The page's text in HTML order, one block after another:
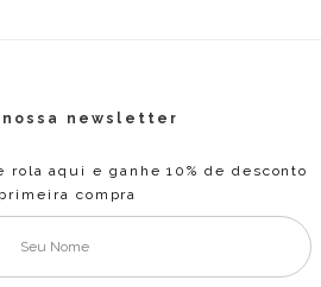
nossa newsletter
aqui e ganhe 10% de desconto
compra